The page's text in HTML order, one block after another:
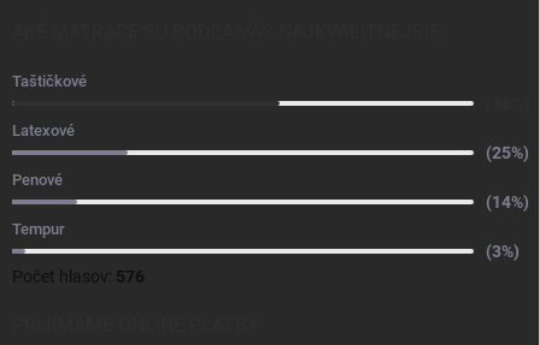
Taštičkové
Latexové
(25%)
Penové
(14%)
Tempur
(3%)
Počet hlasov: 576